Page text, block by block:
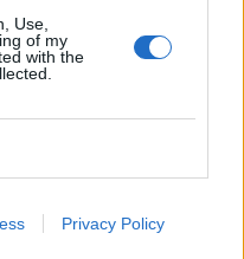
Use,
of my
with the
Privacy Policy
AM